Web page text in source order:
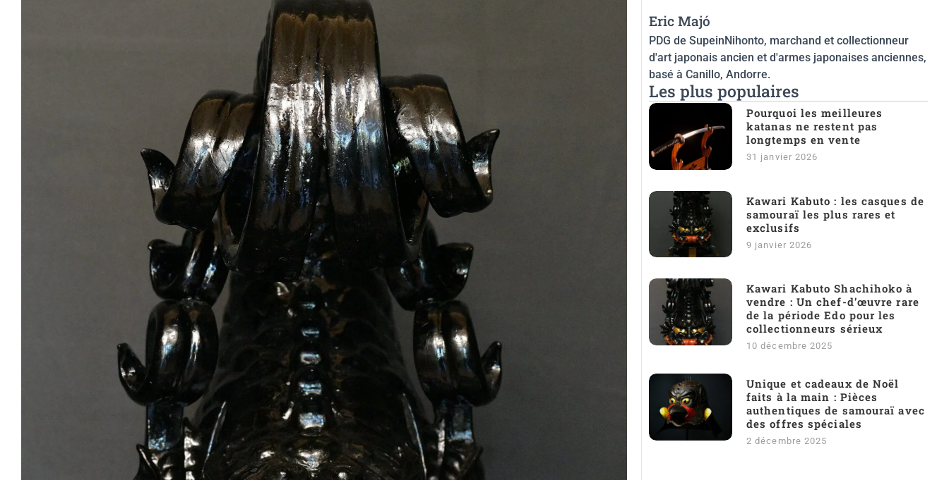
Eric Majó
PDG de SupeinNihonto, marchand et collectionneur
d'art japonais ancien et d'armes japonaises anciennes,
basé à Canillo, Andorre.
Les plus populaires
Pourquoi les meilleures
katanas ne restent pas
longtemps en vente
31 janvier 2026
Kawari Kabuto : les casques de
samouraï les plus rares et
exclusifs
9 janvier 2026
Kawari Kabuto Shachihoko à
vendre : Un chef-d’œuvre rare
de la période Edo pour les
collectionneurs sérieux
10 décembre 2025
Unique et cadeaux de Noël
faits à la main : Pièces
authentiques de samouraï avec
des offres spéciales
2 décembre 2025